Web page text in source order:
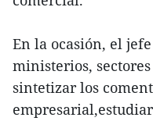
En la ocasión, el
ministerios,
sintetizar los